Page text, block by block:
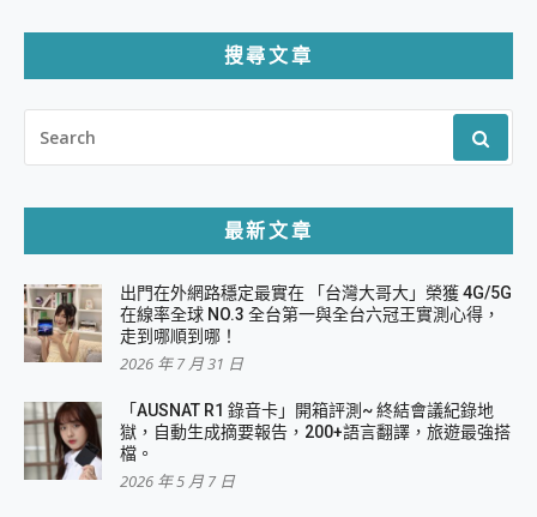
搜尋文章
FOR:
最新文章
出門在外網路穩定最實在 「台灣大哥大」榮獲 4G/5G
在線率全球 NO.3 全台第一與全台六冠王實測心得，
走到哪順到哪！
2026 年 7 月 31 日
「AUSNAT R1 錄音卡」開箱評測~ 終結會議紀錄地
獄，自動生成摘要報告，200+語言翻譯，旅遊最強搭
檔。
2026 年 5 月 7 日